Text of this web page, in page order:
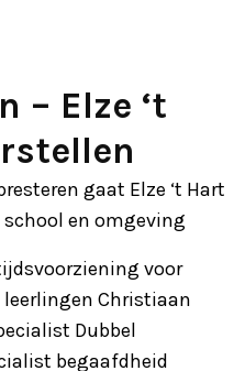
– Elze ‘t
gaat Elze ‘t Hart
school en omgeving
voor
Christiaan
Dubbel
begaafdheid